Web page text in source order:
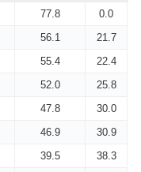
77.8
0.0
56.1
21.7
55.4
22.4
52.0
25.8
47.8
30.0
46.9
30.9
39.5
38.3